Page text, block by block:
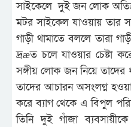
সাইকেলে দুই জন লোক
মটর সাইকেল যাওয়ায় তার
গাড়ী থামাতে বললে তারা
দ্রæত চলে যাওয়ার চেষ্টা
সঙ্গীয় লোক জন নিয়ে
তাদের আচারন অসংলগ্ন
করে ব্যাগ থেকে এ বিপুল
তিনি দুই গাঁজা